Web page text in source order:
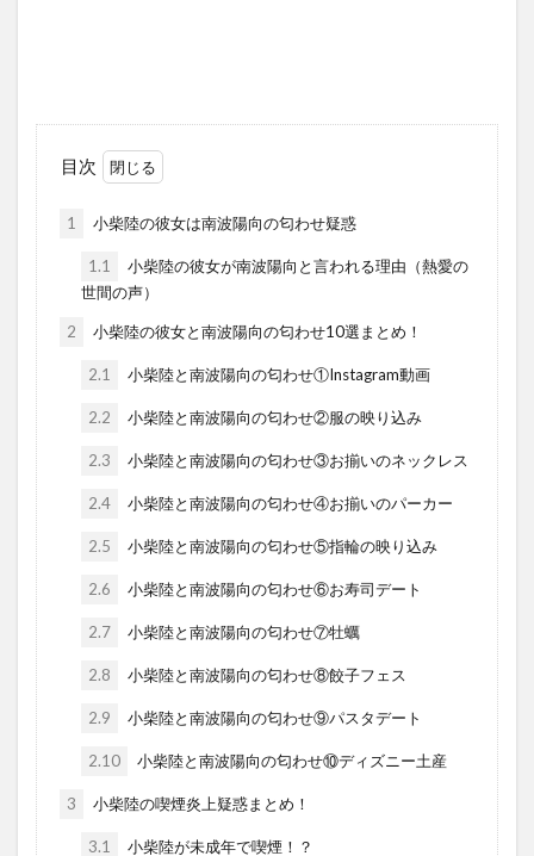
目次
1 小柴陸の彼女は南波陽向の匂わせ疑惑
1.1
小柴陸の彼女が南波陽向と言われる理由（熱愛の
世間の声）
2 小柴陸の彼女と南波陽向の匂わせ10選まとめ！
2.1 小柴陸と南波陽向の匂わせ①Instagram動画
2.2 小柴陸と南波陽向の匂わせ②服の映り込み
2.3 小柴陸と南波陽向の匂わせ③お揃いのネックレス
2.4 小柴陸と南波陽向の匂わせ④お揃いのパーカー
2.5 小柴陸と南波陽向の匂わせ⑤指輪の映り込み
2.6 小柴陸と南波陽向の匂わせ⑥お寿司デート
2.7 小柴陸と南波陽向の匂わせ⑦牡蠣
2.8 小柴陸と南波陽向の匂わせ⑧餃子フェス
2.9 小柴陸と南波陽向の匂わせ⑨パスタデート
2.10 小柴陸と南波陽向の匂わせ⑩ディズニー土産
3 小柴陸の喫煙炎上疑惑まとめ！
3.1 小柴陸が未成年で喫煙！？